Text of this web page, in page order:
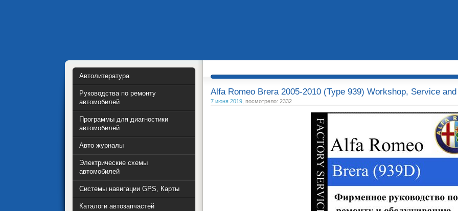
Alfa Romeo Brera 2005-2010 (Type 939) Workshop, Service
7 июня 2019, посмотрело: 2332
Автолитература
Руководства по ремонту
автомобилей
Программы для диагностики
автомобилей
Авто журналы
Электрические схемы
автомобилей
Системы навигации GPS, Карты
Каталоги автозапчастей